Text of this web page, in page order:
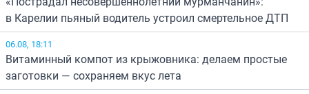
в Карелии пьяный водитель устроил смертельное ДТП
06.08, 18:11
Витаминный компот из крыжовника: делаем простые
заготовки — сохраняем вкус лета